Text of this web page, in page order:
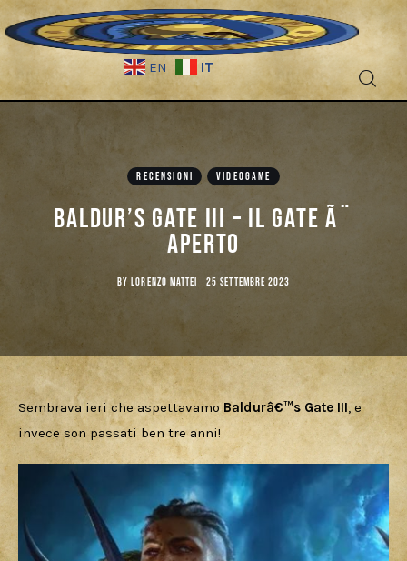
EN IT
Games
Cercatori
Download
RECENSIONI VIDEOGAME
Baldur’s Gate III – Il Gate Ã¨
aperto
BY LORENZO MATTEI 25 SETTEMBRE 2023
Sembrava ieri che aspettavamo Baldurâ€™s Gate III, e
invece son passati ben tre anni!